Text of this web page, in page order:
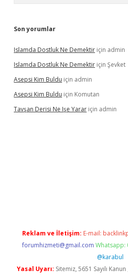
Son yorumlar
Islamda Dostluk Ne Demektir için admin
Islamda Dostluk Ne Demektir için Şevket
Asepsi Kim Buldu için admin
Asepsi Kim Buldu için Komutan
Tavşan Derisi Ne Işe Yarar için admin
Reklam ve İletişim: E-mail:
forumhizmeti@gmail.com Whatsapp:
@karabul
Yasal Uyarı: Sitemiz, 5651 Sayılı